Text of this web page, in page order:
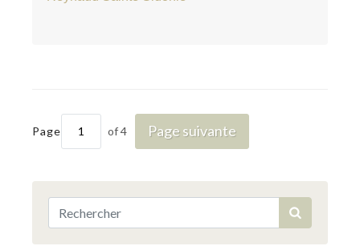
Page of 4 Page suivante